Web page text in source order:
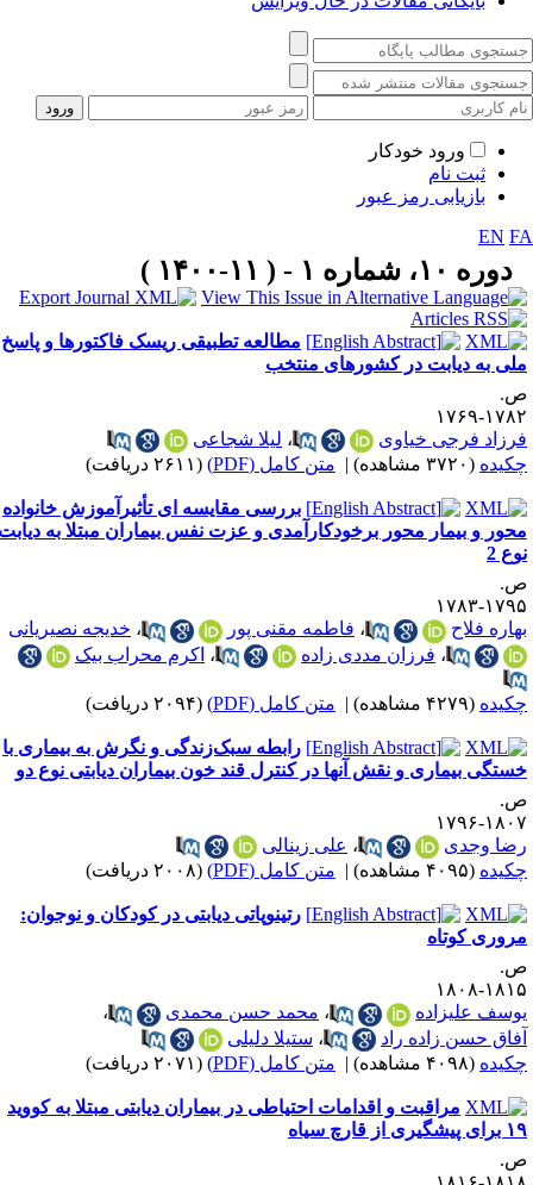
ورود خودکار
ثبت نام
بازیابی رمز عبور
EN
دوره ۱۰، شماره ۱ - ( ۱۱-۱۴۰۰ )
مطالعه تطبیقی ریسک فاکتورها و پاسخ
به دیابت در کشورهای منتخب
۱۷۶۹
فرجی خیاوی
،لیلا شجاعی
(۳۷۲۰ مشاهده) | متن کامل (PDF) (۲۶۱۱ دریافت)
بررسی مقایسه ای تأثیرآموزش خانواده
و بیمار محور برخودکارآمدی و عزت نفس بیماران مبتلا به دیابت
2
۱۷۸۳
فلاح
،فاطمه مقنی پور ،خدیجه نصیریانی
،فرزان مددی زاده ،اکرم محراب بیک
(۴۲۷۹ مشاهده) | متن کامل (PDF) (۲۰۹۴ دریافت)
رابطه سبک‌زندگی و نگرش به بیماری با
بیماری و نقش آنها در کنترل قند خون بیماران دیابتی نوع دو
۱۷۹۶
وجدی
،علی زینالی
(۴۰۹۵ مشاهده) | متن کامل (PDF) (۲۰۰۸ دریافت)
رتینوپاتی دیابتی در کودکان و نوجوان:
کوتاه
۱۸۰۸
علیزاده
،محمد حسن محمدی
،
حسن زاده راد
،ستیلا دلیلی
(۴۰۹۸ مشاهده) | متن کامل (PDF) (۲۰۷۱ دریافت)
مراقبت و اقدامات احتیاطی در بیماران دیابتی مبتلا به کووید
از قارچ سیاه